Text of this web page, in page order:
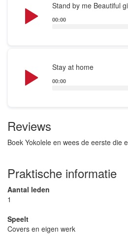
Stand by me Beautiful
Player
00:00
Stay at home
Player
00:00
Reviews
Boek Yokolele en wees de eerste die
Praktische informatie
Aantal leden
1
Speelt
Covers en eigen werk